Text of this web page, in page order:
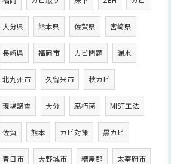
大分県 熊本県 佐賀県 宮崎県
長崎県 福岡市 カビ問題 漏水
北九州市 久留米市 秋カビ
現場調査 大分 腐朽菌 MIST工法
佐賀 熊本 カビ対策 黒カビ
春日市 大野城市 糟屋郡 太宰府市